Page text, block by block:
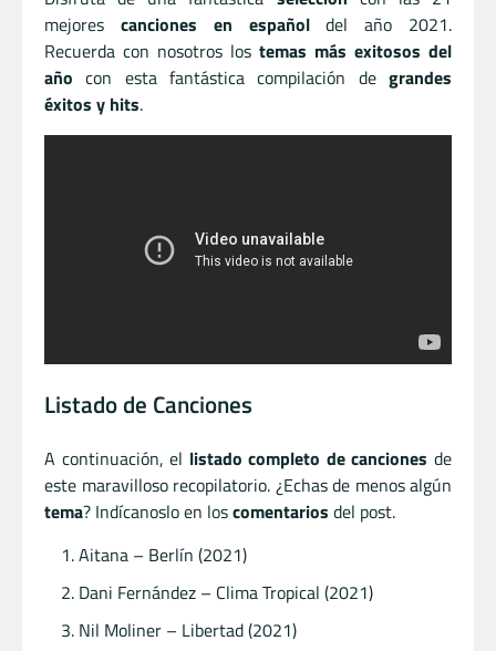
mejores canciones en españoldel año 2021.
Recuerda con nosotros los temas más exitosos del
añocon esta fantástica compilación degrandes
éxitos y hits.
Listado de Canciones
A continuación, el listado completo de canciones de
este maravilloso recopilatorio. ¿Echas de menos algún
tema? Indícanoslo en loscomentarios del post.
Aitana – Berlín (2021)
Dani Fernández – Clima Tropical (2021)
Nil Moliner – Libertad (2021)